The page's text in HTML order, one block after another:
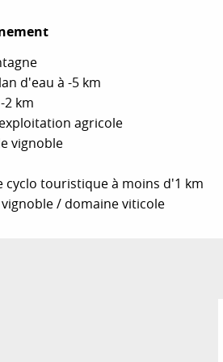
d'eau à -5 km
2 km
agricole
vignoble
cyclo touristique à moins d'1 km
/ domaine viticole